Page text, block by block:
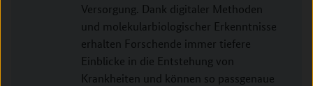
Versorgung. Dank digitaler Methoden
und molekularbiologischer Erkenntnisse
erhalten Forschende immer tiefere
Einblicke in die Entstehung von
Krankheiten und können so passgenaue